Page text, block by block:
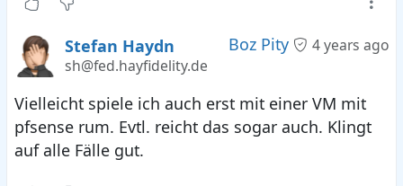
Boz Pity 4 years ago
Stefan Haydn
sh@fed.hayfidelity.de
Vielleicht spiele ich auch erst mit einer VM mit
pfsense rum. Evtl. reicht das sogar auch. Klingt
auf alle Fälle gut.